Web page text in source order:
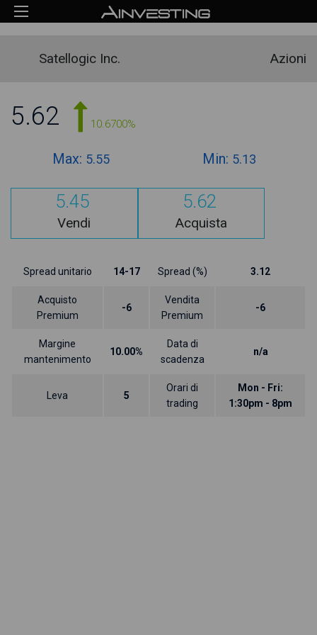
Satellogic Inc. Azioni
5.62 10.6700%
Max: 5.55 Min: 5.13
5.45
Vendi
5.62
Acquista
Spread unitario 14-17 Spread (%) 3.12
Acquisto
Premium
-6
Vendita
Premium
-6
Margine
mantenimento
10.00%
Data di
scadenza
n/a
Leva 5
Orari di
trading
Mon - Fri:
1:30pm - 8pm